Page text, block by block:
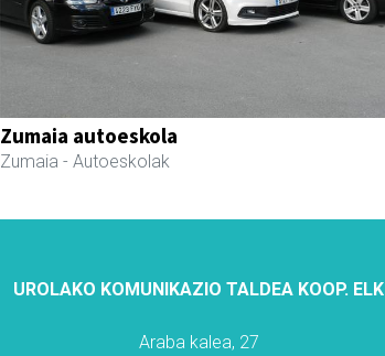
Zumaia autoeskola
Zumaia - Autoeskolak
UROLAKO KOMUNIKAZIO TALDEA KOOP. ELK
Araba kalea, 27